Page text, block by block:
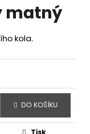
matný
kola.
DO KOŠÍKU
Tisk